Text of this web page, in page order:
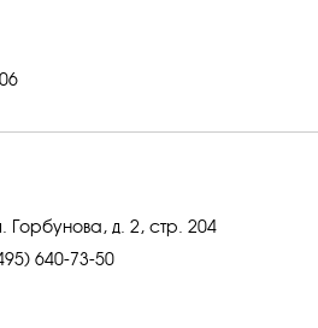
Горбунова, д. 2, стр. 204
640-73-50